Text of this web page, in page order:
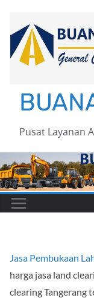
content
Pusat Layanan
Jasa Pembukaan
harga jasa land
clearing Tangerang